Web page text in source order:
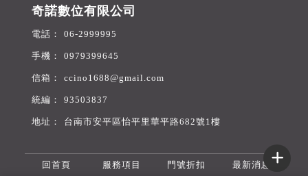
奇諾數位有限公司
06-2999995
0979399645
93503837
ccino1688@gmail.com
台南市安平區怡平里華平路682號1樓
回首頁 服務項目 門號折扣 最新消息